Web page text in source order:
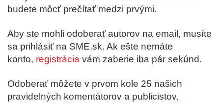
budete môcť prečítať medzi prvými.
Aby ste mohli odoberať autorov na email, musíte
sa prihlásiť na SME.sk. Ak ešte nemáte
konto, registrácia vám zaberie iba pár sekúnd.
Odoberať môžete v prvom kole 25 našich
pravidelných komentátorov a publicistov,